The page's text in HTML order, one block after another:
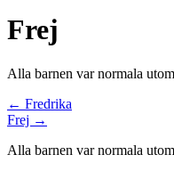
Frej
Alla barnen var normala
Posts
navigation
← Fredrika
Frej →
Alla barnen var normala